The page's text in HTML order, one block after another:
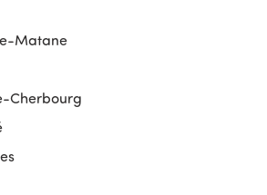
Matane
Cherbourg